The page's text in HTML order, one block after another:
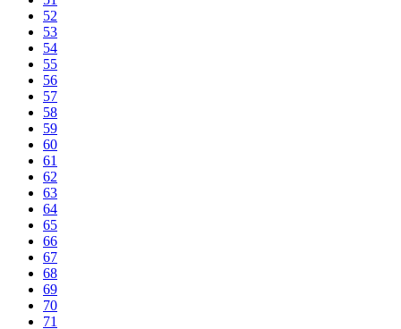
52
53
54
55
56
57
58
59
60
61
62
63
64
65
66
67
68
69
70
71